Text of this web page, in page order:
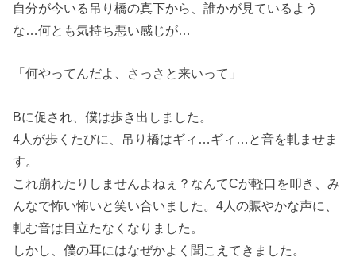
自分が今いる吊り橋の真下から、誰かが見ているよう
な…何とも気持ち悪い感じが…
「何やってんだよ、さっさと来いって」
Bに促され、僕は歩き出しました。
4人が歩くたびに、吊り橋はギィ…ギィ…と音を軋ませま
す。
これ崩れたりしませんよねぇ？なんてCが軽口を叩き、み
んなで怖い怖いと笑い合いました。4人の賑やかな声に、
軋む音は目立たなくなりました。
しかし、僕の耳にはなぜかよく聞こえてきました。